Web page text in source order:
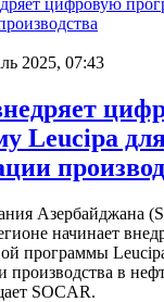
2025, 07:43
Leucipa
Азербайджана
начинает
программы
производства в
SOCAR.